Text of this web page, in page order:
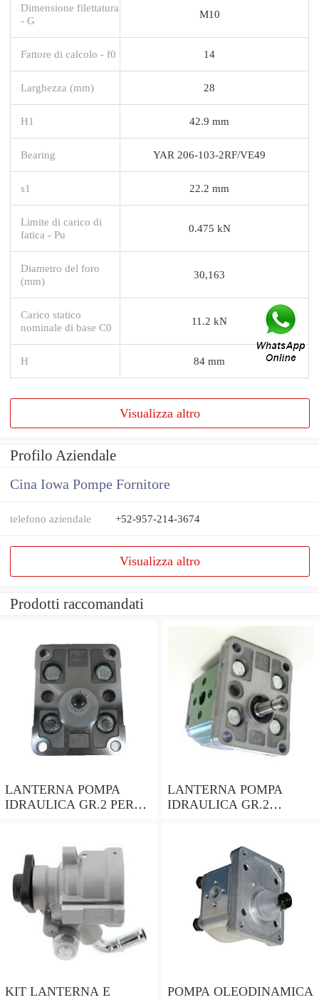
Dimensione filettatura
- G
M10
Fattore di calcolo - f0 14
Larghezza (mm) 28
H1 42.9 mm
Bearing YAR 206-103-2RF/VE49
s1 22.2 mm
Limite di carico di
fatica - Pu
0.475 kN
Diametro del foro
(mm)
30,163
Carico statico
nominale di base C0
11.2 kN
H 84 mm
Visualizza altro
Profilo Aziendale
Cina Iowa Pompe Fornitore
telefono aziendale +52-957-214-3674
Visualizza altro
Prodotti raccomandati
LANTERNA POMPA
IDRAULICA GR.2 PER
LOMBARDINI ACME
LANTERNA POMPA
IDRAULICA GR.2
HONDA ecc
KIT LANTERNA E
POMPA OLEODINAMICA